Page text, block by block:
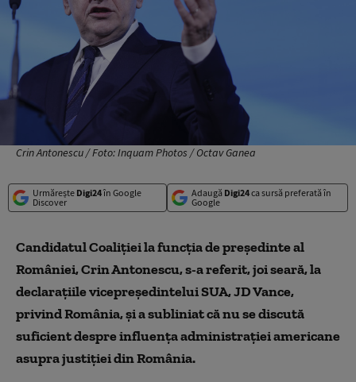
Crin Antonescu / Foto: Inquam Photos / Octav Ganea
Urmărește Digi24în Google
Discover
Adaugă Digi24ca sursă preferată în
Google
Candidatul Coaliţiei la funcţia de preşedinte al
României, Crin Antonescu, s-a referit, joi seară, la
declaraţiile vicepreşedintelui SUA, JD Vance,
privind România, şi a subliniat că nu se discută
suficient despre influenţa administraţiei americane
asupra justiţiei din România.